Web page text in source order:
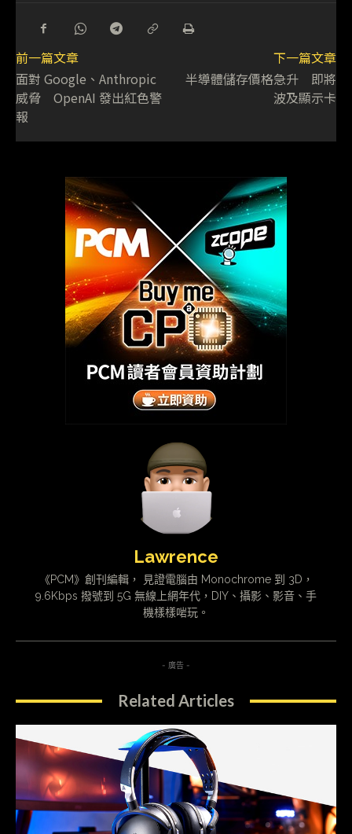
前一篇文章
面對 Google、Anthropic
威脅 OpenAI 發出紅色警
報
下一篇文章
半導體儲存價格急升 即將
波及顯示卡
Lawrence
《PCM》創刊編輯， 見證電腦由 Monochrome 到 3D，
9.6Kbps 撥號到 5G 無線上網年代，DIY、攝影、影音、手
機樣樣啱玩。
- 廣告 -
Related Articles